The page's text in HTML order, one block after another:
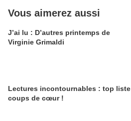
Vous aimerez aussi
J’ai lu : D’autres printemps de
Virginie Grimaldi
Lectures incontournables : top liste
coups de cœur !